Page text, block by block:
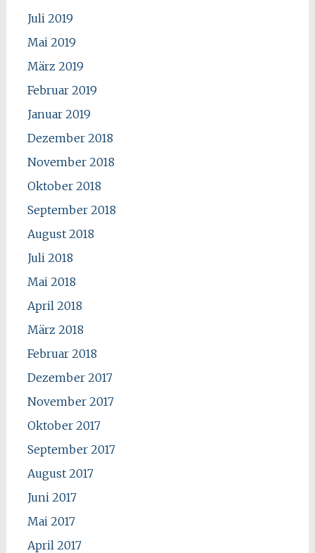
Juli 2019
Mai 2019
März 2019
Februar 2019
Januar 2019
Dezember 2018
November 2018
Oktober 2018
September 2018
August 2018
Juli 2018
Mai 2018
April 2018
März 2018
Februar 2018
Dezember 2017
November 2017
Oktober 2017
September 2017
August 2017
Juni 2017
Mai 2017
April 2017